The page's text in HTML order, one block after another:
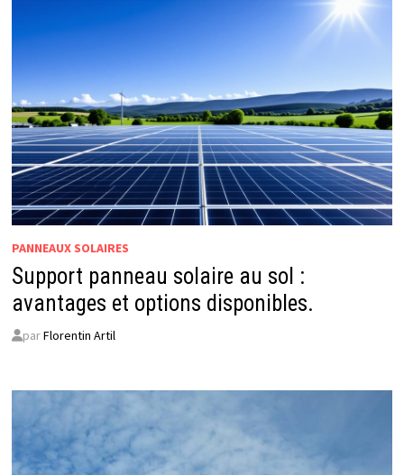
PANNEAUX SOLAIRES
Support panneau solaire au sol :
avantages et options disponibles.
parFlorentin Artil